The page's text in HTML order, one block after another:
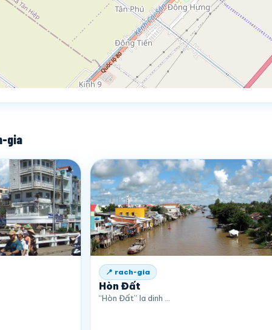
gia
📍 rach-gia
Hòn Đất
“Hòn Đất” la dinh …